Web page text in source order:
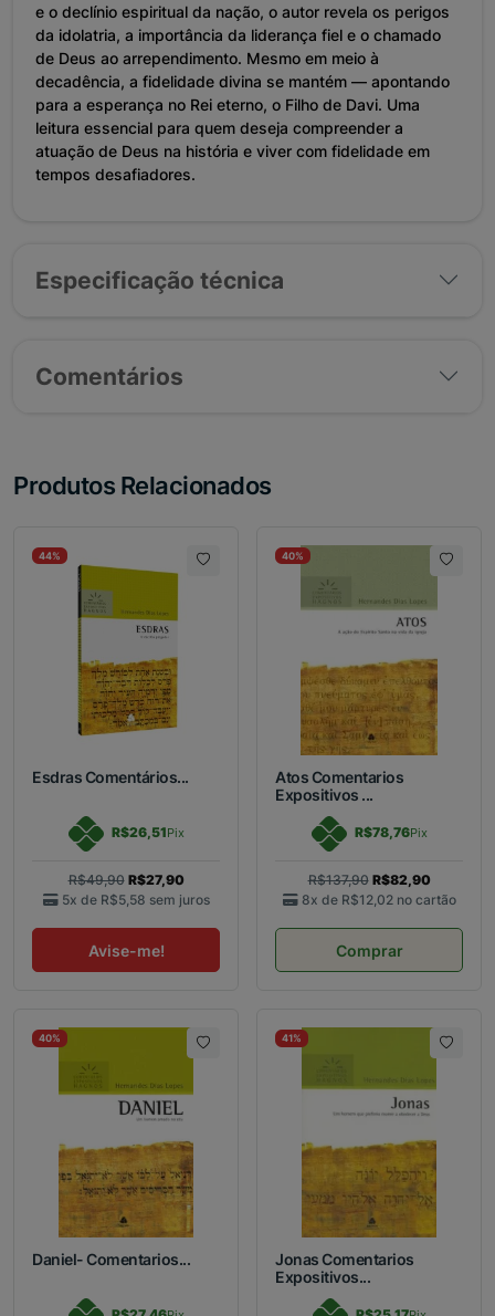
e o declínio espiritual da nação, o autor revela os perigos
da idolatria, a importância da liderança fiel e o chamado
de Deus ao arrependimento. Mesmo em meio à
decadência, a fidelidade divina se mantém — apontando
para a esperança no Rei eterno, o Filho de Davi. Uma
leitura essencial para quem deseja compreender a
atuação de Deus na história e viver com fidelidade em
tempos desafiadores.
Especificação técnica
Comentários
Produtos Relacionados
44%
Esdras Comentários...
R$26,51Pix
R$49,90 R$27,90
5x de R$5,58 sem juros
Avise-me!
40%
Atos Comentarios
Expositivos ...
R$78,76Pix
R$137,90 R$82,90
8x de R$12,02 no cartão
Comprar
40%
Daniel- Comentarios...
41%
Jonas Comentarios
Expositivos...